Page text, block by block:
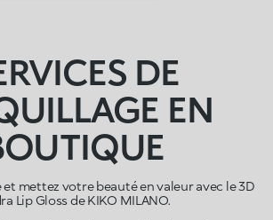
DE
EN
mettez votre beauté en valeur avec le 3D
Lip Gloss de KIKO MILANO.